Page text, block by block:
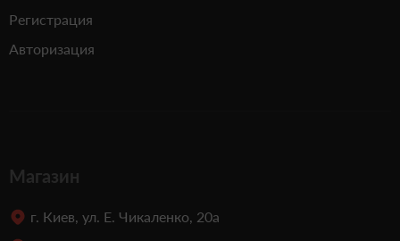
Регистрация
Авторизация
Магазин
г. Киев, ул. Е. Чикаленко, 20а